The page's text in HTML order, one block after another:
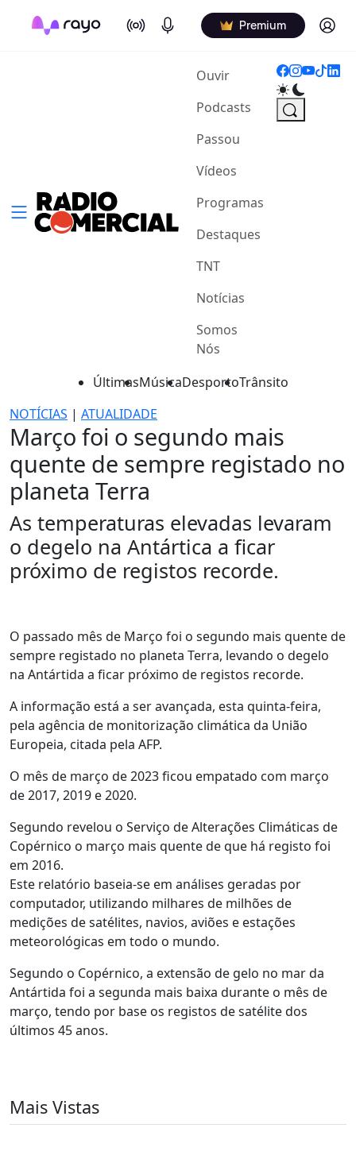
On Air Podcasts Premium Log in
Ouvir(current)
Podcasts
Passou
Vídeos
Programas
Destaques
TNT
Notícias
Somos
Nós
ÚltimasMúsicaDesportoTrânsito
NOTÍCIAS | ATUALIDADE
Março foi o segundo mais
quente de sempre registado no
planeta Terra
As temperaturas elevadas levaram
o degelo na Antártica a ficar
próximo de registos recorde.
O passado mês de Março foi o segundo mais quente de
sempre registado no planeta Terra, levando o degelo
na Antártida a ficar próximo de registos recorde.
A informação está a ser avançada, esta quinta-feira,
pela agência de monitorização climática da União
Europeia, citada pela AFP.
O mês de março de 2023 ficou empatado com março
de 2017, 2019 e 2020.
Segundo revelou o Serviço de Alterações Climáticas de
Copérnico o março mais quente de que há registo foi
em 2016.
Este relatório baseia-se em análises geradas por
computador, utilizando milhares de milhões de
medições de satélites, navios, aviões e estações
meteorológicas em todo o mundo.
Segundo o Copérnico, a extensão de gelo no mar da
Antártida foi a segunda mais baixa durante o mês de
março, tendo por base os registos de satélite dos
últimos 45 anos.
Mais Vistas